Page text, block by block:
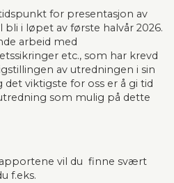
for presentasjon av
i løpet av første halvår 2026.
arbeid med
etc., som har krevd
av utredningen i sin
viktigste for oss er å gi tid
som mulig på dette
vil du  finne svært
f.eks.